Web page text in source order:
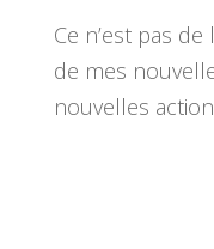
Ce n’est pas
de mes
nouvelles